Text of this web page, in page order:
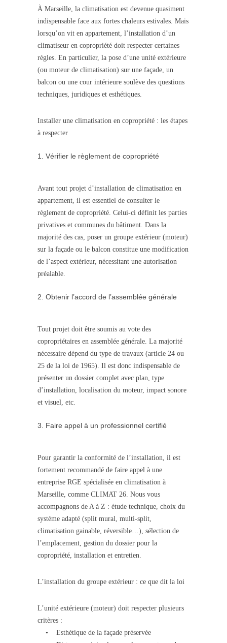
À Marseille, la climatisation est devenue quasiment
indispensable face aux fortes chaleurs estivales. Mais
lorsqu’on vit en appartement, l’installation d’un
climatiseur en copropriété doit respecter certaines
règles. En particulier, la pose d’une unité extérieure
(ou moteur de climatisation) sur une façade, un
balcon ou une cour intérieure soulève des questions
techniques, juridiques et esthétiques.
Installer une climatisation en copropriété : les étapes
à respecter
Vérifier le règlement de copropriété
Avant tout projet d’installation de climatisation en
appartement, il est essentiel de consulter le
règlement de copropriété. Celui-ci définit les parties
privatives et communes du bâtiment. Dans la
majorité des cas, poser un groupe extérieur (moteur)
sur la façade ou le balcon constitue une modification
de l’aspect extérieur, nécessitant une autorisation
préalable.
Obtenir l’accord de l’assemblée générale
Tout projet doit être soumis au vote des
copropriétaires en assemblée générale. La majorité
nécessaire dépend du type de travaux (article 24 ou
25 de la loi de 1965). Il est donc indispensable de
présenter un dossier complet avec plan, type
d’installation, localisation du moteur, impact sonore
et visuel, etc.
Faire appel à un professionnel certifié
Pour garantir la conformité de l’installation, il est
fortement recommandé de faire appel à une
entreprise RGE spécialisée en climatisation à
Marseille, comme CLIMAT 26. Nous vous
accompagnons de A à Z : étude technique, choix du
système adapté (split mural, multi-split,
climatisation gainable, réversible…), sélection de
l’emplacement, gestion du dossier pour la
copropriété, installation et entretien.
L’installation du groupe extérieur : ce que dit la loi
L’unité extérieure (moteur) doit respecter plusieurs
critères :
• Esthétique de la façade préservée